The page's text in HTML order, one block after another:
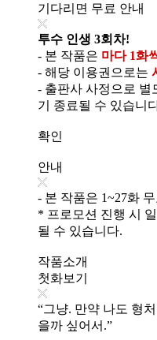
기다리면 무료 안내
투수 인생 3회차!
- 본 작품은 마다 1화
- 해당 이용권으로는
- 출판사 사정으로 별
기 종료될 수 있습니
확인
안내
- 본 작품은 1~27화
* 프로모션 진행 시
될 수 있습니다.
작품소개
첫화보기
“그냥. 만약 나도 형
을까 싶어서.”